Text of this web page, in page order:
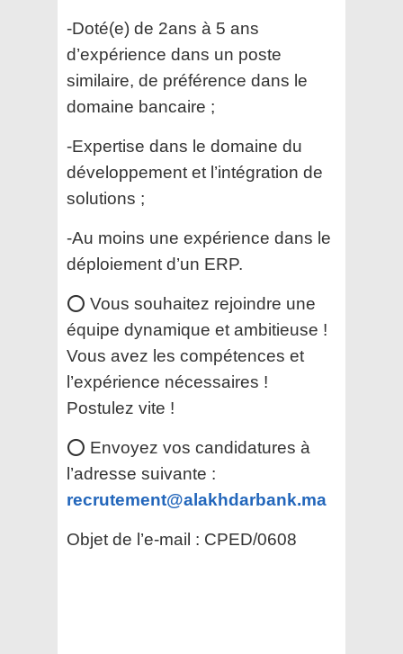
-Doté(e) de 2ans à 5 ans
d’expérience dans un poste
similaire, de préférence dans le
domaine bancaire ;
-Expertise dans le domaine du
développement et l’intégration de
solutions ;
-Au moins une expérience dans le
déploiement d’un ERP.
⭕ Vous souhaitez rejoindre une
équipe dynamique et ambitieuse !
Vous avez les compétences et
l’expérience nécessaires !
Postulez vite !
⭕ Envoyez vos candidatures à
l’adresse suivante :
recrutement@alakhdarbank.ma
Objet de l’e-mail : CPED/0608